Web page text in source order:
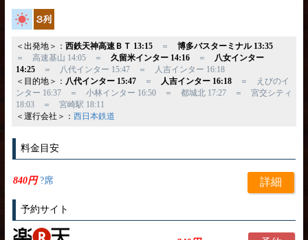
高速バス
＜出発地＞： 西鉄天神高速ＢＴ 13:15＝ 博多バスターミナル 13:35
＝ 高速基山 14:05 ＝ 久留米インター 14:16＝
八女インター
14:25＝ 八代インター 15:47 ＝ 人吉インター 16:18
＜目的地＞： 八代インター 15:47＝ 人吉インター 16:18＝ えびのイ
ンター 16:37 ＝ 小林インター 16:50 ＝ 都城北 17:27 ＝ 宮交シティ
18:03 ＝ 宮崎駅 18:11
＜運行会社＞： 西日本鉄道
料金目安
840円?席 詳細
予約サイト